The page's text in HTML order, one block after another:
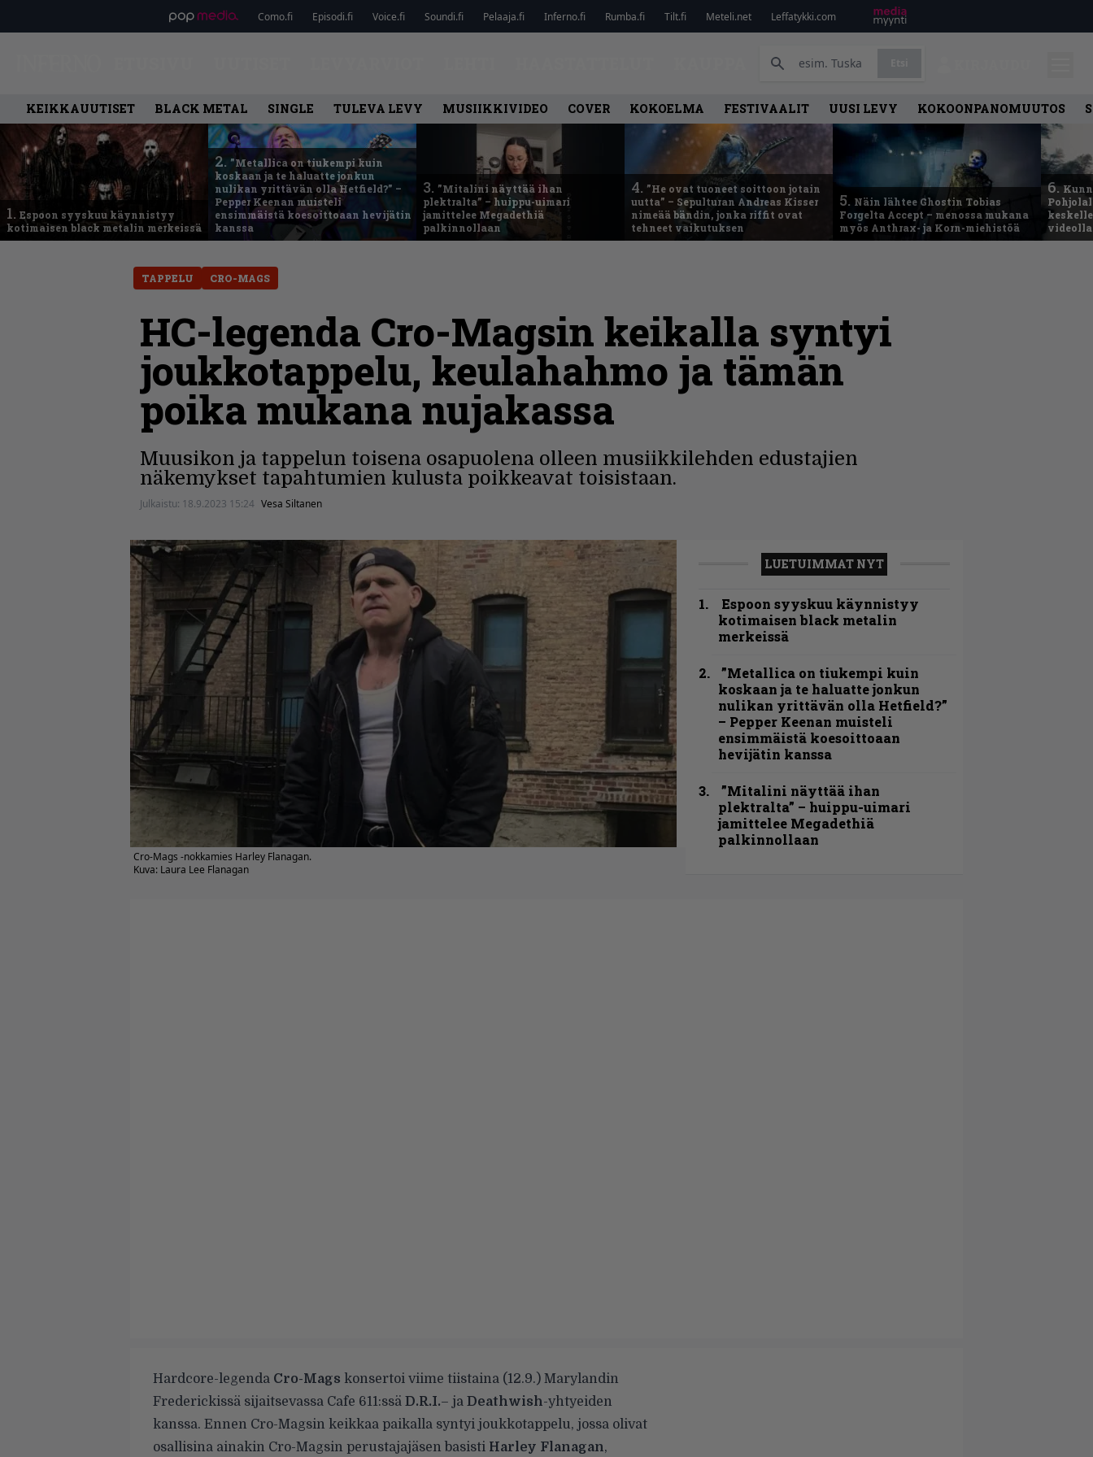
Como.fi Episodi.fi Voice.fi Soundi.fi Pelaaja.fi Inferno.fi Rumba.fi Tilt.fi Meteli.net Leffatykki.com
KEIKKAUUTISET BLACK METAL SINGLE TULEVA LEVY MUSIIKKIVIDEO COVER KOKOELMA FESTIVAALIT UUSI LEVY KOKOONPANOMUUTOS
1. Espoon syyskuu käynnistyy
kotimaisen black metalin merkeissä
2. ”Metallica on tiukempi kuin
koskaan ja te haluatte jonkun
nulikan yrittävän olla Hetfield?” –
Pepper Keenan muisteli
ensimmäistä koesoittoaan hevijätin
kanssa
3. ”Mitalini näyttää ihan
plektralta” – huippu-uimari
jamittelee Megadethiä
palkinnollaan
4. ”He ovat tuoneet soittoon jotain
uutta” – Sepulturan Andreas Kisser
nimeää bändin, jonka riffit ovat
tehneet vaikutuksen
5. Näin lähtee Ghostin Tobias
Forgelta Accept – menossa mukana
myös Anthrax- ja Korn-miehistöä
6.
TAPPELU CRO-MAGS
HC-legenda Cro-Magsin keikalla syntyi
joukkotappelu, keulahahmo ja tämän
poika mukana nujakassa
Muusikon ja tappelun toisena osapuolena olleen musiikkilehden edustajien
näkemykset tapahtumien kulusta poikkeavat toisistaan.
Julkaistu: 18.9.2023 15:24 Vesa Siltanen
Cro-Mags -nokkamies Harley Flanagan.
Kuva: Laura Lee Flanagan
LUETUIMMAT NYT
Espoon syyskuu käynnistyy
kotimaisen black metalin
merkeissä
”Metallica on tiukempi kuin
koskaan ja te haluatte jonkun
nulikan yrittävän olla Hetfield?”
– Pepper Keenan muisteli
ensimmäistä koesoittoaan
hevijätin kanssa
”Mitalini näyttää ihan
plektralta” – huippu-uimari
jamittelee Megadethiä
palkinnollaan
Hardcore-legenda Cro-Mags konsertoi viime tiistaina (12.9.) Marylandin
Frederickissä sijaitsevassa Cafe 611:ssä D.R.I.– ja Deathwish-yhtyeiden
kanssa. Ennen Cro-Magsin keikkaa paikalla syntyi joukkotappelu, jossa olivat
osallisina ainakin Cro-Magsin perustajajäsen basisti Harley Flanagan,